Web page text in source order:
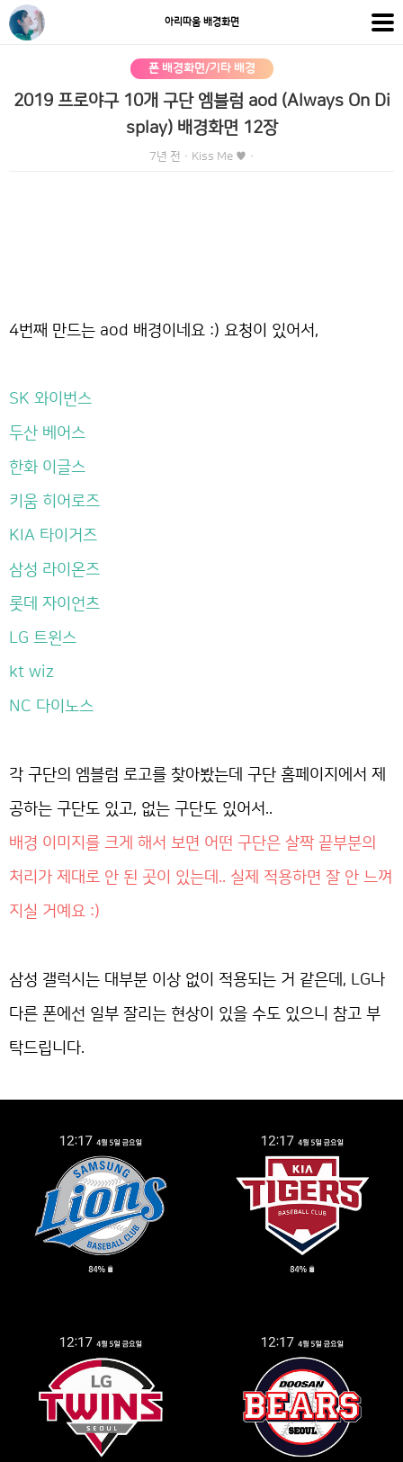
아리따움 배경화면
폰 배경화면/기타 배경
2019 프로야구 10개 구단 엠블럼 aod (Always On Di
splay) 배경화면 12장
7년 전 · Kiss Me ♥ ·
4번째 만드는 aod 배경이네요 :) 요청이 있어서,
SK 와이번스
두산 베어스
한화 이글스
키움 히어로즈
KIA 타이거즈
삼성 라이온즈
롯데 자이언츠
LG 트윈스
kt wiz
NC 다이노스
각 구단의 엠블럼 로고를 찾아봤는데 구단 홈페이지에서 제
공하는 구단도 있고, 없는 구단도 있어서..
배경 이미지를 크게 해서 보면 어떤 구단은 살짝 끝부분의
처리가 제대로 안 된 곳이 있는데.. 실제 적용하면 잘 안 느껴
지실 거예요 :)
삼성 갤럭시는 대부분 이상 없이 적용되는 거 같은데, LG나
다른 폰에선 일부 잘리는 현상이 있을 수도 있으니 참고 부
탁드립니다.